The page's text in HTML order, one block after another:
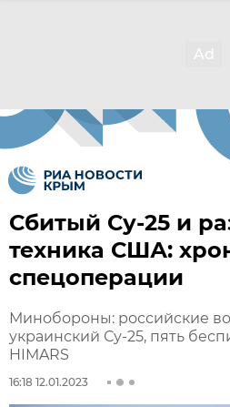
Сбитый Су-25 и
техника США:
спецоперации
Минобороны: российские
украинский Су-25, пять
HIMARS
16:18 12.01.2023